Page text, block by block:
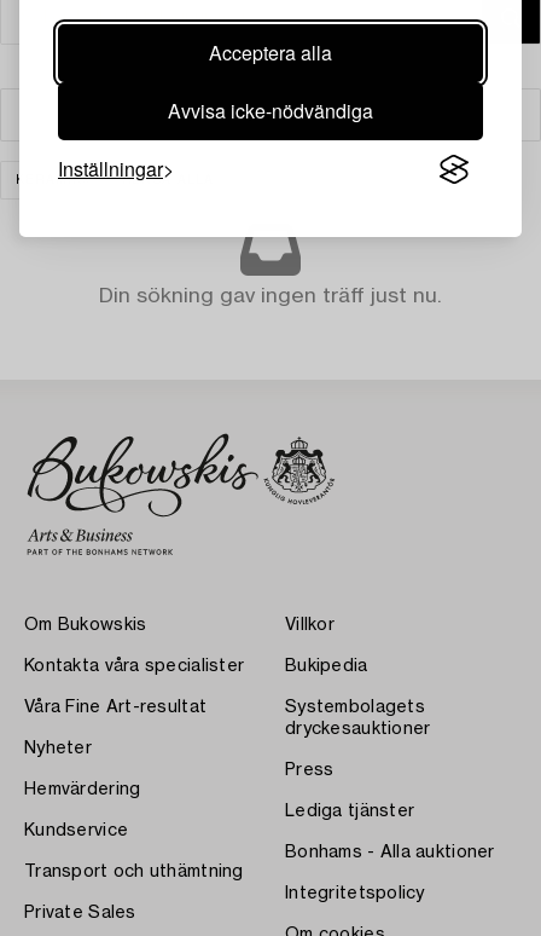
Acceptera alla
Avvisa icke-nödvändiga
Inställningar
Filter
KERAMIK RENSA ALLA
Din sökning gav ingen träff just nu.
Om Bukowskis
Kontakta våra specialister
Våra Fine Art-resultat
Nyheter
Hemvärdering
Kundservice
Transport och uthämtning
Private Sales
Villkor
Bukipedia
Systembolagets
dryckesauktioner
Press
Lediga tjänster
Bonhams - Alla auktioner
Integritetspolicy